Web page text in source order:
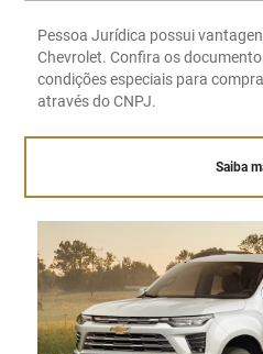
Pessoa Jurídica possui
Chevrolet. Confira os
condições especiais para
através do CNPJ.
Saiba